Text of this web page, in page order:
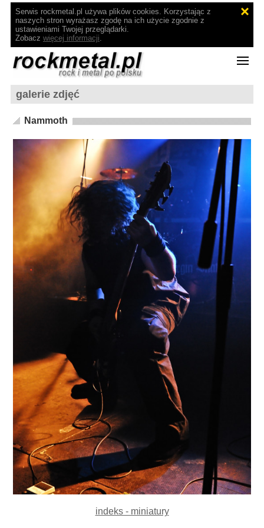
Serwis rockmetal.pl używa plików cookies. Korzystając z
naszych stron wyrażasz zgodę na ich użycie zgodnie z
ustawieniami Twojej przeglądarki.
Zobacz więcej informacji.
galerie zdjęć
Nammoth
indeks - miniatury